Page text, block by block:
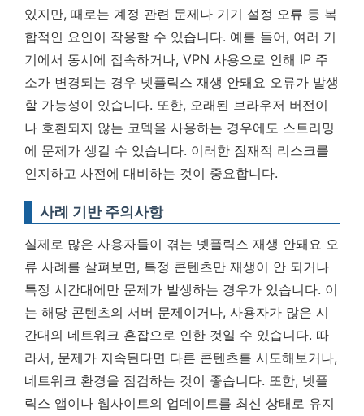
있지만, 때로는 계정 관련 문제나 기기 설정 오류 등 복
합적인 요인이 작용할 수 있습니다. 예를 들어, 여러 기
기에서 동시에 접속하거나, VPN 사용으로 인해 IP 주
소가 변경되는 경우 넷플릭스 재생 안돼요 오류가 발생
할 가능성이 있습니다. 또한, 오래된 브라우저 버전이
나 호환되지 않는 코덱을 사용하는 경우에도 스트리밍
에 문제가 생길 수 있습니다. 이러한 잠재적 리스크를
인지하고 사전에 대비하는 것이 중요합니다.
사례 기반 주의사항
실제로 많은 사용자들이 겪는 넷플릭스 재생 안돼요 오
류 사례를 살펴보면, 특정 콘텐츠만 재생이 안 되거나
특정 시간대에만 문제가 발생하는 경우가 있습니다. 이
는 해당 콘텐츠의 서버 문제이거나, 사용자가 많은 시
간대의 네트워크 혼잡으로 인한 것일 수 있습니다. 따
라서, 문제가 지속된다면 다른 콘텐츠를 시도해보거나,
네트워크 환경을 점검하는 것이 좋습니다. 또한, 넷플
릭스 앱이나 웹사이트의 업데이트를 최신 상태로 유지